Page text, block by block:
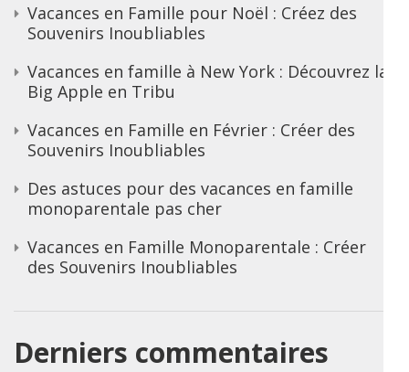
Vacances en Famille pour Noël : Créez des
Souvenirs Inoubliables
Vacances en famille à New York : Découvrez la
Big Apple en Tribu
Vacances en Famille en Février : Créer des
Souvenirs Inoubliables
Des astuces pour des vacances en famille
monoparentale pas cher
Vacances en Famille Monoparentale : Créer
des Souvenirs Inoubliables
Derniers commentaires